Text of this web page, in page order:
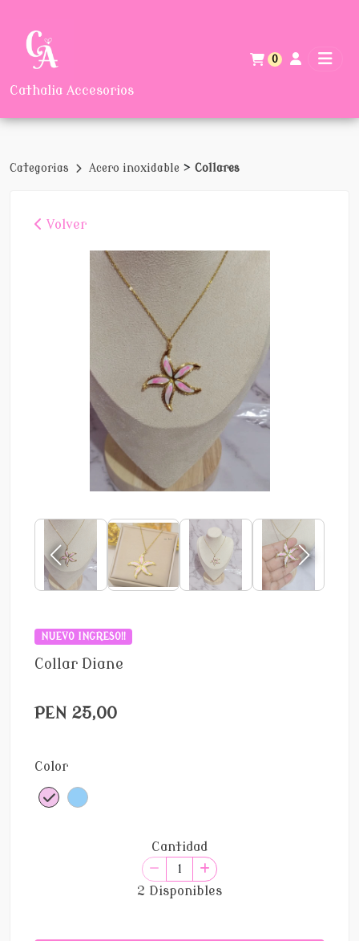
Cathalia Accesorios
0
Categorias Acero inoxidable > Collares
Volver
NUEVO INGRESO!!
Collar Diane
PEN 25,00
Color
Cantidad
2 Disponibles